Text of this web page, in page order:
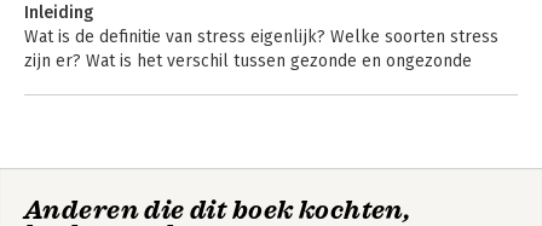
Handboek Stress te
De burn-out bubbel
Inleiding
Wat is de definitie van stress eigenlijk? Welke soorten stress
zijn er? Wat is het verschil tussen gezonde en ongezonde
Stress is in principe gezond, het houdt je zelfs in leven. Wat
Anderen die dit boek kochten,